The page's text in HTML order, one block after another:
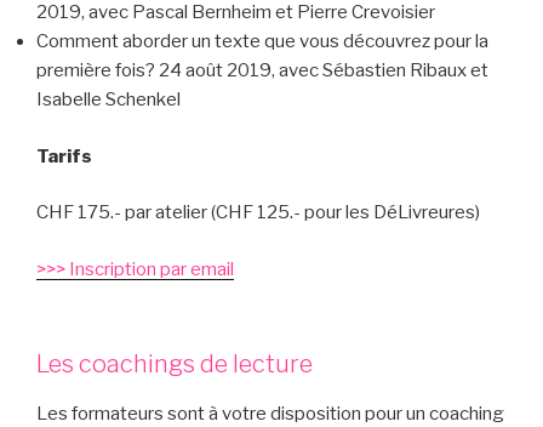
2019, avec Pascal Bernheim et Pierre Crevoisier
Comment aborder un texte que vous découvrez pour la
première fois? 24 août 2019, avec Sébastien Ribaux et
Isabelle Schenkel
Tarifs
CHF 175.- par atelier (CHF 125.- pour les DéLivreures)
>>> Inscription par email
Les coachings de lecture
Les formateurs sont à votre disposition pour un coaching